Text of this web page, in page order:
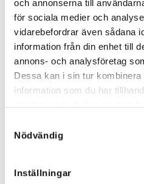
och annonserna till
för sociala medier och
vidarebefordrar även sådana
information från din enhet till
annons- och analysföretag
Dessa kan i sin tur
information som du har
samlat in när du har använt
Nödvändig
Inställningar
T-shirt med pärlbroderier “Rock
599